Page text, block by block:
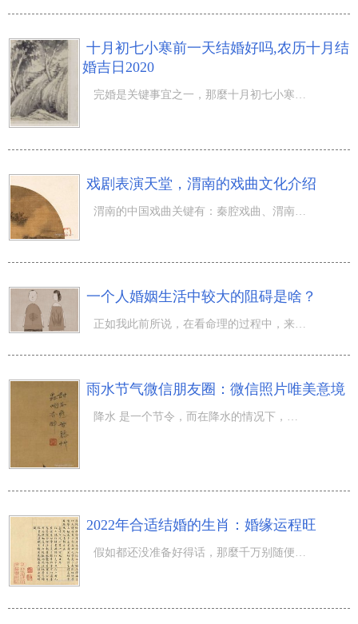
十月初七小寒前一天结婚好吗,农历十月结
婚吉日2020
戏剧表演天堂，渭南的戏曲文化介绍
一个人婚姻生活中较大的阻碍是啥？
正如我此前所说，在看命理的过程中，来问的最多、最为大家所关心的一个话题，那便是感情婚姻的问题。未恋爱
雨水节气微信朋友圈：微信照片唯美意境
2022年合适结婚的生肖：婚缘运程旺